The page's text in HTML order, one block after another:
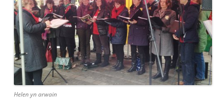
Helen yn arwain